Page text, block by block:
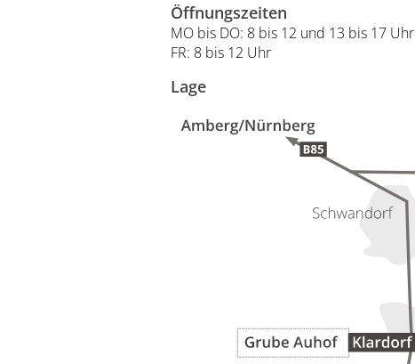
Öffnungszeiten
MO bis DO: 8 bis 12 und 13 bis 17 Uhr
FR: 8 bis 12 Uhr
Lage